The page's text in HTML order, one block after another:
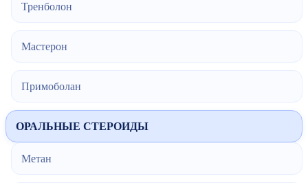
Тренболон
Мастерон
Примоболан
ОРАЛЬНЫЕ СТЕРОИДЫ
Метан